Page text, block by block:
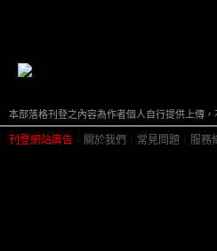
本部落格刊登之內容為作者個人自行提供上傳，
刊登網站廣告 關於我們 常見問題 服務